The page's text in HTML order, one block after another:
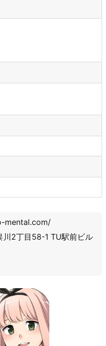
mental.com/
2丁目58-1 TU駅前ビル